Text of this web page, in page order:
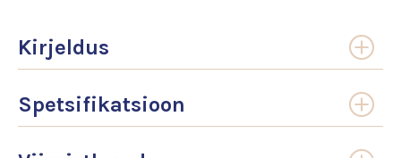
Kirjeldus
Spetsifikatsioon